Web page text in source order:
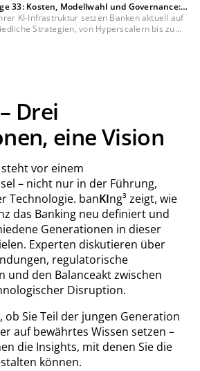
33: Kosten, Modellwahl und Governance:
KI-Infrastruktur wählen
KI-Infrastruktur setzen Banken aktuell auf
Strategien, von Hyperscalern bis zu
Drei
eine Vision
vor einem
– nicht nur in der Führung,
Technologie. banKIng³ zeigt, wie
das Banking neu definiert und
Generationen in dieser
Experten diskutieren über
regulatorische
und den Balanceakt zwischen
Disruption.
ob Sie Teil der jungen Generation
auf bewährtes Wissen setzen –
die Insights, mit denen Sie die
können.